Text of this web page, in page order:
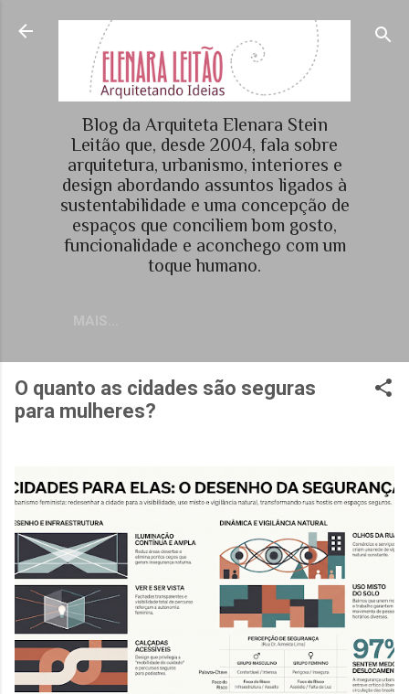
Pular para o conteúdo principal
Blog da Arquiteta Elenara Stein
Leitão que, desde 2004, fala sobre
arquitetura, urbanismo, interiores e
design abordando assuntos ligados à
sustentabilidade e uma concepção de
espaços que conciliem bom gosto,
funcionalidade e aconchego com um
toque humano.
O quanto as cidades são seguras
para mulheres?